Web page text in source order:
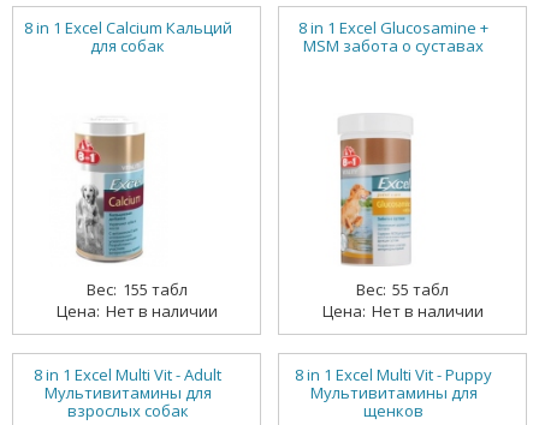
8 in 1 Excel Calcium Кальций
для собак
155 табл
Нет в наличии
8 in 1 Excel Glucosamine +
MSM забота о суставах
55 табл
Нет в наличии
8 in 1 Excel Multi Vit - Adult
Мультивитамины для
взрослых собак
8 in 1 Excel Multi Vit - Puppy
Мультивитамины для
щенков